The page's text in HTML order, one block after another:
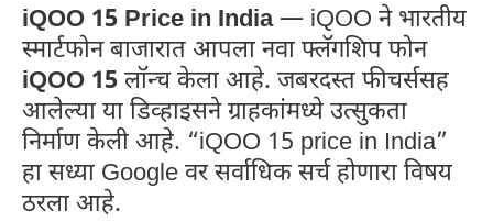
iQOO 15 Price in India— iQOO ने भारतीय
स्मार्टफोन बाजारात आपला नवा फ्लॅगशिप फोन
iQOO 15 लॉन्च केला आहे. जबरदस्त फीचर्ससह
आलेल्या या डिव्हाइसने ग्राहकांमध्ये उत्सुकता
निर्माण केली आहे. “iQOO 15 price in India”
हा सध्या Google वर सर्वाधिक सर्च होणारा विषय
ठरला आहे.